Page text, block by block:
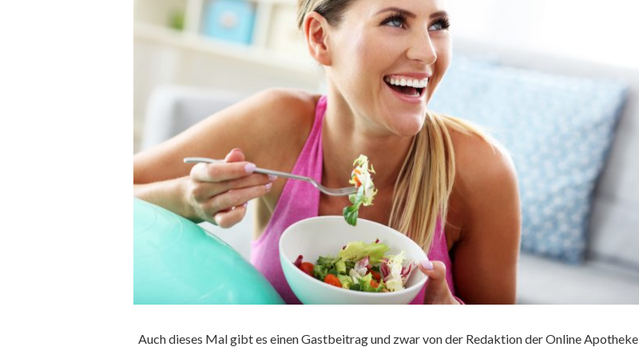
Auch dieses Mal gibt es einen Gastbeitrag und zwar von der Redaktion der Online Apotheke